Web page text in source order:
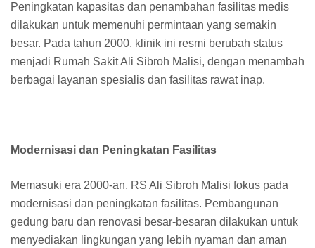
Peningkatan kapasitas dan penambahan fasilitas medis
dilakukan untuk memenuhi permintaan yang semakin
besar. Pada tahun 2000, klinik ini resmi berubah status
menjadi Rumah Sakit Ali Sibroh Malisi, dengan menambah
berbagai layanan spesialis dan fasilitas rawat inap.
Modernisasi dan Peningkatan Fasilitas
Memasuki era 2000-an, RS Ali Sibroh Malisi fokus pada
modernisasi dan peningkatan fasilitas. Pembangunan
gedung baru dan renovasi besar-besaran dilakukan untuk
menyediakan lingkungan yang lebih nyaman dan aman